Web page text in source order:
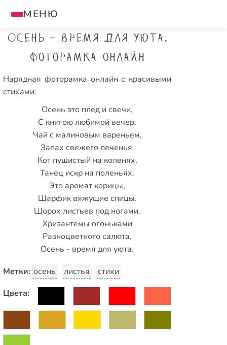
МЕНЮ
Осень - время для уюта.
Фоторамка онлайн
Нарядная фоторамка онлайн с красивыми
стихами:
Осень это плед и свечи,
С книгою любимой вечер.
Чай с малиновым вареньем,
Запах свежего печенья.
Кот пушистый на коленях,
Танец искр на поленьях.
Это аромат корицы,
Шарфик вяжущие спицы.
Шорох листьев под ногами,
Хризантемы огоньками
Разноцветного салюта.
Осень - время для уюта.
Метки: осень листья
стихи
Цвета: